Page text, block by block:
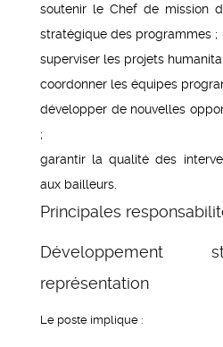
soutenir le Chef de mission
stratégique des programmes ;
superviser les projets
coordonner les équipes
développer de nouvelles
;
garantir la qualité des
aux bailleurs.
Principales
Développement
représentation
Le poste implique :